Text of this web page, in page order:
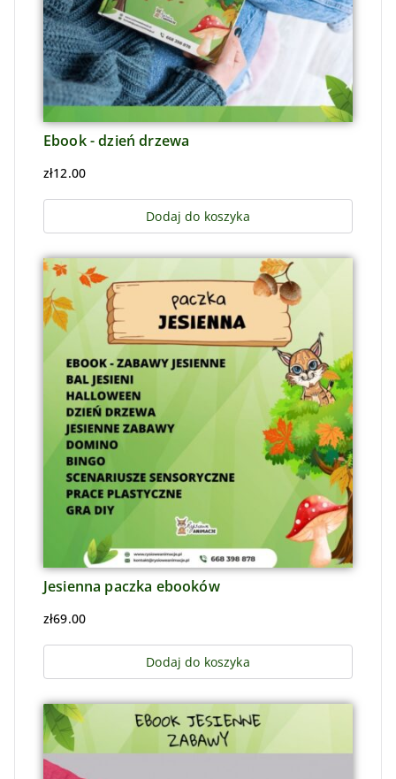
Ebook - dzień drzewa
zł12.00
Dodaj do koszyka
Jesienna paczka ebooków
zł69.00
Dodaj do koszyka